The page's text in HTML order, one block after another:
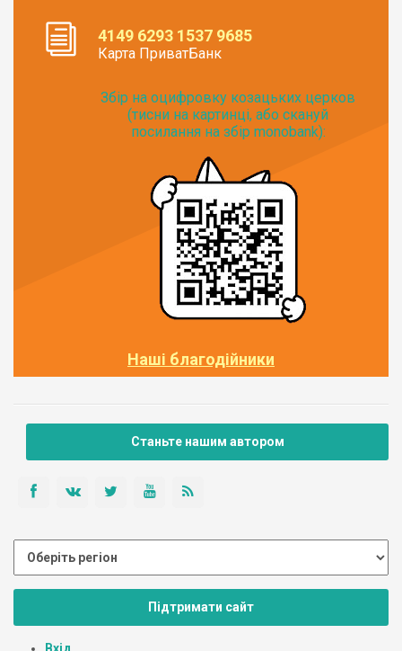
4149 6293 1537 9685
Карта ПриватБанк
Збір на оцифровку козацьких церков
(тисни на картинці, або скануй
посилання на збір monobank):
Наші благодійники
Станьте нашим автором
Підтримати сайт